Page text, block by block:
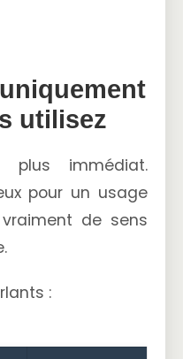
utilisez
plus immédiat.
pour un usage
de sens
: